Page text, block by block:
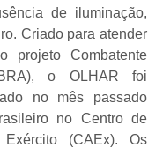
de iluminação,
Criado para atender
projeto Combatente
o OLHAR foi
no mês passado
no Centro de
(CAEx). Os